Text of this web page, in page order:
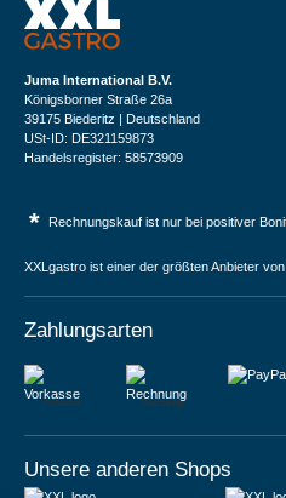
Juma International B.V.
Königsborner Straße 26a
39175 Biederitz | Deutschland
USt-ID: DE321159873
Handelsregister: 58573909
* Rechnungskauf ist nur bei positiver
XXLgastro ist einer der größten Anbieter
Zahlungsarten
Vorkasse Rechnung
Unsere anderen Shops